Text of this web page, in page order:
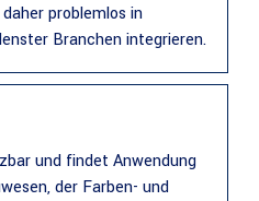
problemlos in
Branchen integrieren.
und findet Anwendung
der Farben- und